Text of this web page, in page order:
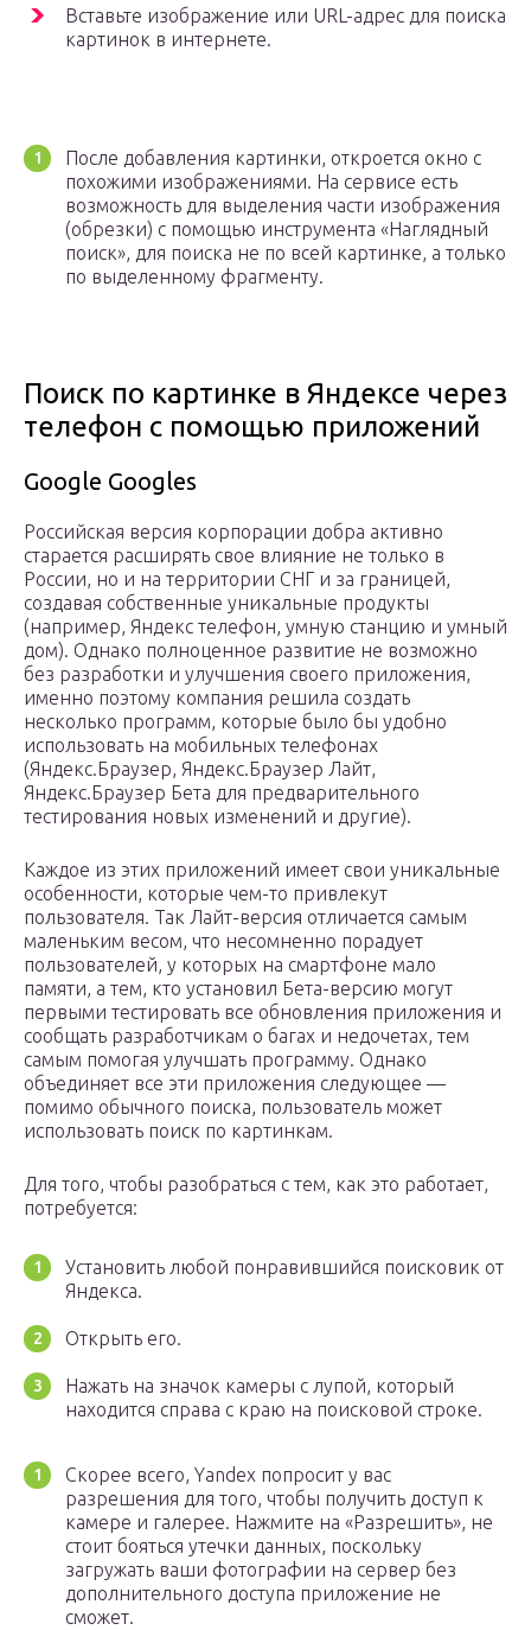
Вставьте изображение или URL-адрес для поиска
картинок в интернете.
После добавления картинки, откроется окно с
похожими изображениями. На сервисе есть
возможность для выделения части изображения
(обрезки) с помощью инструмента «Наглядный
поиск», для поиска не по всей картинке, а только
по выделенному фрагменту.
Поиск по картинке в Яндексе через
телефон с помощью приложений
Google Googles
Российская версия корпорации добра активно
старается расширять свое влияние не только в
России, но и на территории СНГ и за границей,
создавая собственные уникальные продукты
(например, Яндекс телефон, умную станцию и умный
дом). Однако полноценное развитие не возможно
без разработки и улучшения своего приложения,
именно поэтому компания решила создать
несколько программ, которые было бы удобно
использовать на мобильных телефонах
(Яндекс.Браузер, Яндекс.Браузер Лайт,
Яндекс.Браузер Бета для предварительного
тестирования новых изменений и другие).
Каждое из этих приложений имеет свои уникальные
особенности, которые чем-то привлекут
пользователя. Так Лайт-версия отличается самым
маленьким весом, что несомненно порадует
пользователей, у которых на смартфоне мало
памяти, а тем, кто установил Бета-версию могут
первыми тестировать все обновления приложения и
сообщать разработчикам о багах и недочетах, тем
самым помогая улучшать программу. Однако
объединяет все эти приложения следующее —
помимо обычного поиска, пользователь может
использовать поиск по картинкам.
Для того, чтобы разобраться с тем, как это работает,
потребуется:
Установить любой понравившийся поисковик от
Яндекса.
Открыть его.
Нажать на значок камеры с лупой, который
находится справа с краю на поисковой строке.
Скорее всего, Yandex попросит у вас
разрешения для того, чтобы получить доступ к
камере и галерее. Нажмите на «Разрешить», не
стоит бояться утечки данных, поскольку
загружать ваши фотографии на сервер без
дополнительного доступа приложение не
сможет.